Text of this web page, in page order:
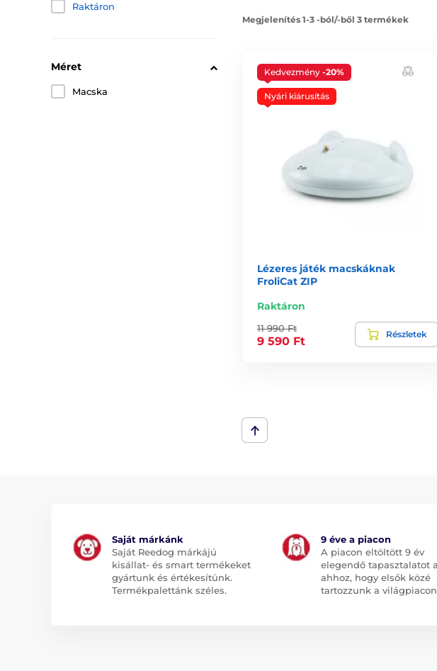
Raktáron
Méret
Macska
Megjelenítés 1-3 -ból/-ből 3 termékek
Kedvezmény -20%
Nyári kiárusítás
Lézeres játék macskáknak
FroliCat ZIP
Raktáron
11 990 Ft
9 590 Ft
Részletek
Saját márkánk
Saját Reedog márkájú
kisállat- és smart termékeket
gyártunk és értékesítünk.
Termékpalettánk széles.
9 éve a piacon
A piacon eltöltött 9 év
elegendő tapasztalatot
ahhoz, hogy elsők közé
tartozzunk a